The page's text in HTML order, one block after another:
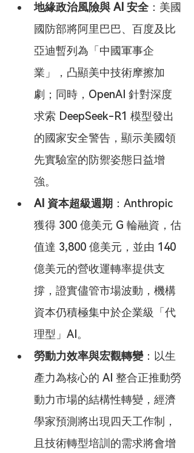
地緣政治風險與 AI 安全：美國
國防部將阿里巴巴、百度及比
亞迪暫列為「中國軍事企
業」，凸顯美中技術摩擦加
劇；同時，OpenAI 針對深度
求索 DeepSeek-R1 模型發出
的國家安全警告，顯示美國領
先實驗室的防禦姿態日益增
強。
AI 資本超級週期 ：Anthropic
獲得 300 億美元 G 輪融資，估
值達 3,800 億美元，並由 140
億美元的營收運轉率提供支
撐，證實儘管市場波動，機構
資本仍積極集中於企業級「代
理型」AI。
勞動力效率與宏觀轉變：以生
產力為核心的 AI 整合正推動勞
動力市場的結構性轉變，經濟
學家預測將出現四天工作制，
且技術轉型培訓的需求將會增